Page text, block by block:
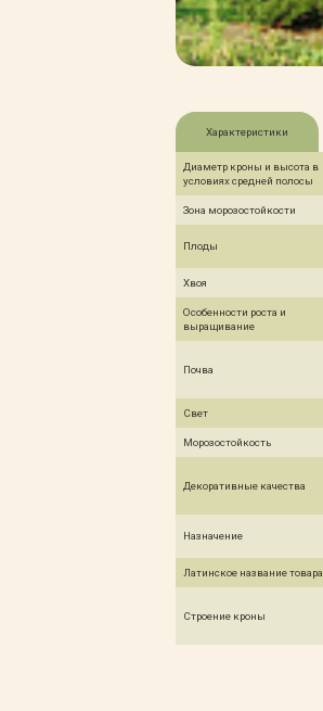
Характеристики
Диаметр кроны и высота в
условиях средней полосы
Зона морозостойкости
Плоды
Хвоя
Особенности роста и
выращивание
Почва
Свет
Морозостойкость
Декоративные качества
Назначение
Латинское название товара
Строение кроны